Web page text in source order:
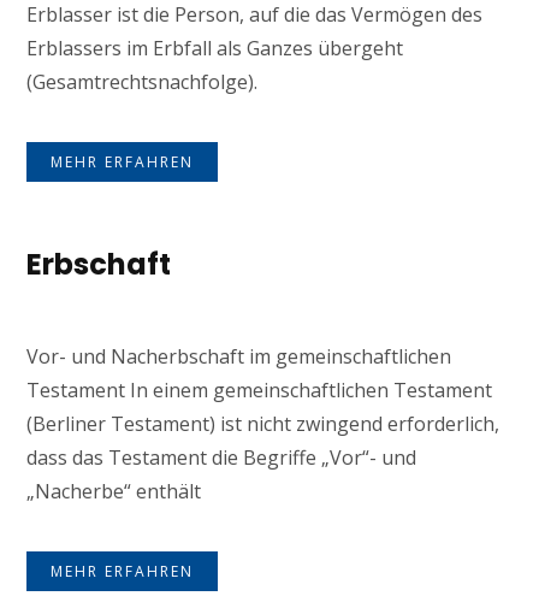
Erblasser ist die Person, auf die das Vermögen des
Erblassers im Erbfall als Ganzes übergeht
(Gesamtrechtsnachfolge).
MEHR ERFAHREN
Erbschaft
Vor- und Nacherbschaft im gemeinschaftlichen
Testament In einem gemeinschaftlichen Testament
(Berliner Testament) ist nicht zwingend erforderlich,
dass das Testament die Begriffe „Vor“- und
„Nacherbe“ enthält
MEHR ERFAHREN